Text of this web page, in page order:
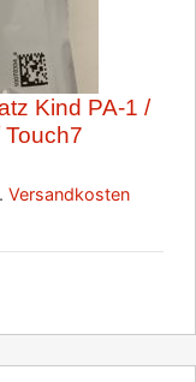
Kind PA-1 /
Versandkosten